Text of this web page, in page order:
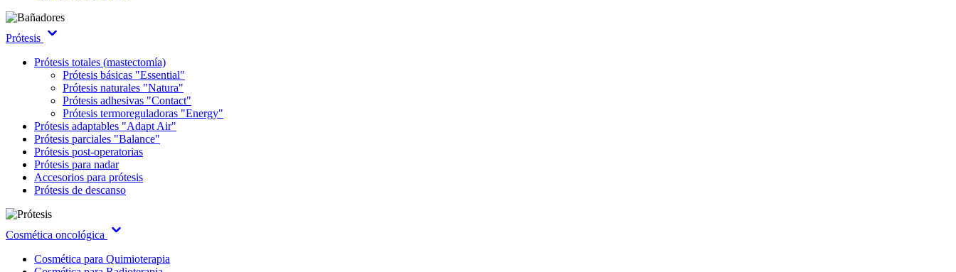
Prótesis
Prótesis totales (mastectomía)
Prótesis básicas "Essential"
Prótesis naturales "Natura"
Prótesis adhesivas "Contact"
Prótesis termoreguladoras "Energy"
Prótesis adaptables "Adapt Air"
Prótesis parciales "Balance"
Prótesis post-operatorias
Prótesis para nadar
Accesorios para prótesis
Prótesis de descanso
Cosmética oncológica
Cosmética para Quimioterapia